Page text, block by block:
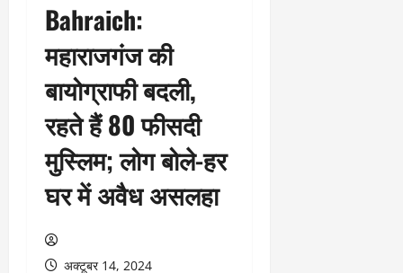
Bahraich:
महाराजगंज की
बायोग्राफी बदली,
रहते हैं 80 फीसदी
मुस्लिम; लोग बोले-हर
घर में अवैध असलहा
अक्टूबर 14, 2024